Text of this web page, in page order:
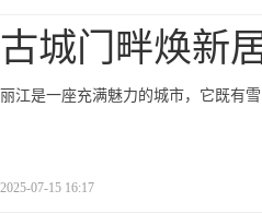
古城门畔焕新
丽江是一座充满魅力的城市，它既有
2025-07-15 16:17